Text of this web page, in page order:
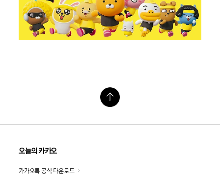
오늘의 카카오
카카오톡 공식 다운로드